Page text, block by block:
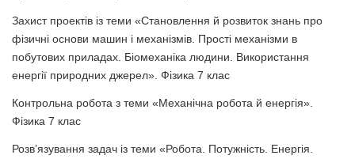
Захист проектів із теми «Становлення й розвиток знань про
фізичні основи машин і механізмів. Прості механізми в
побутових приладах. Біомеханіка людини. Використання
енергії природних джерел». Фізика 7 клас
Контрольна робота з теми «Механічна робота й енергія».
Фізика 7 клас
Розв’язування задач із теми «Робота. Потужність. Енергія.